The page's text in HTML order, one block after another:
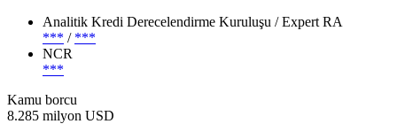
Analitik Kredi Derecelendirme Kuruluşu / Expert RA
*** / ***
NCR
***
Kamu borcu
8.285 milyon USD